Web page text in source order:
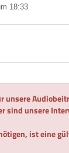
18:33
unsere
sind unsere
ist eine